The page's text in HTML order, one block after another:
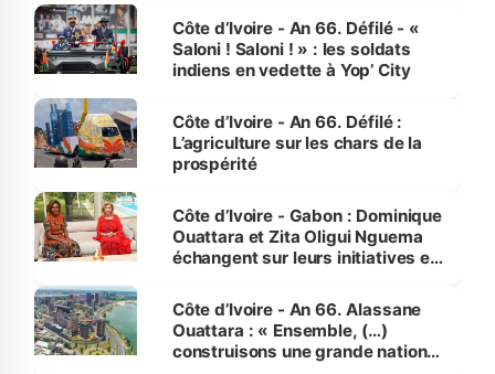
Côte d’Ivoire - An 66. Défilé - «
Saloni ! Saloni ! » : les soldats
indiens en vedette à Yop’ City
Côte d’Ivoire - An 66. Défilé :
L’agriculture sur les chars de la
prospérité
Côte d’Ivoire - Gabon : Dominique
Ouattara et Zita Oligui Nguema
échangent sur leurs initiatives en
enfants
Côte d’Ivoire - An 66. Alassane
Ouattara : « Ensemble, (…)
construisons une grande nation